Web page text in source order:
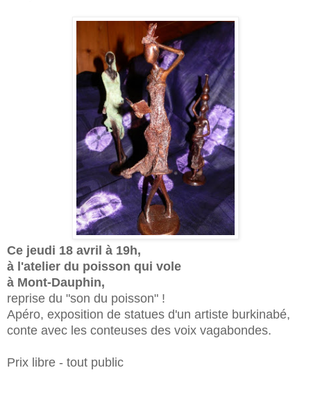
Ce jeudi 18 avril à 19h,
à l'atelier du poisson qui vole
à Mont-Dauphin,
reprise du "son du poisson" !
Apéro, exposition de statues d'un artiste burkinabé,
conte avec les conteuses des voix vagabondes.
Prix libre - tout public